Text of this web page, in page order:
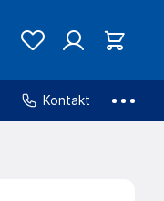
Kontakt